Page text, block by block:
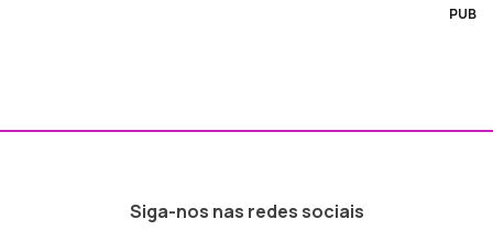
PUB
Siga-nos nas redes sociais